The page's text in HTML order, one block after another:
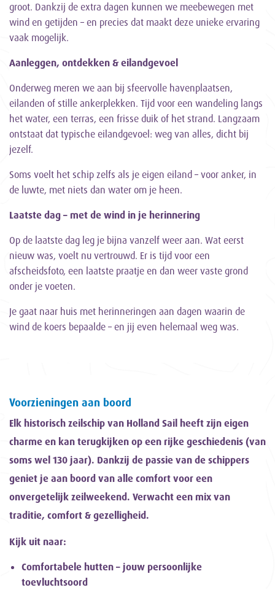
groot. Dankzij de extra dagen kunnen we meebewegen met
wind en getijden – en precies dat maakt deze unieke ervaring
vaak mogelijk.
Aanleggen, ontdekken & eilandgevoel
Onderweg meren we aan bij sfeervolle havenplaatsen,
eilanden of stille ankerplekken. Tijd voor een wandeling langs
het water, een terras, een frisse duik of het strand. Langzaam
ontstaat dat typische eilandgevoel: weg van alles, dicht bij
jezelf.
Soms voelt het schip zelfs als je eigen eiland – voor anker, in
de luwte, met niets dan water om je heen.
Laatste dag – met de wind in je herinnering
Op de laatste dag leg je bijna vanzelf weer aan. Wat eerst
nieuw was, voelt nu vertrouwd. Er is tijd voor een
afscheidsfoto, een laatste praatje en dan weer vaste grond
onder je voeten.
Je gaat naar huis met herinneringen aan dagen waarin de
wind de koers bepaalde – en jij even helemaal weg was.
Voorzieningen aan boord
Elk historisch zeilschip van Holland Sail heeft zijn eigen
charme en kan terugkijken op een rijke geschiedenis (van
soms wel 130 jaar). Dankzij de passie van de schippers
geniet je aan boord van alle comfort voor een
onvergetelijk zeilweekend. Verwacht een mix van
traditie, comfort & gezelligheid.
Kijk uit naar:
Comfortabele hutten – jouw persoonlijke
toevluchtsoord